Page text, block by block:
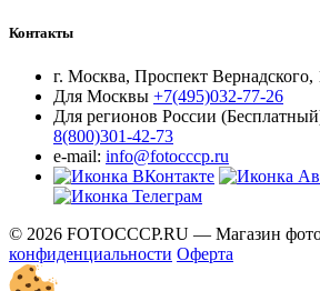
Контакты
г. Москва, Проспект Вернадского,
Для Москвы +7(495)032-77-26
Для регионов России
8(800)301-42-73
e-mail: info@fotocccp.ru
© 2026 FOTOCCCP.RU — Магазин
конфиденциальности Оферта